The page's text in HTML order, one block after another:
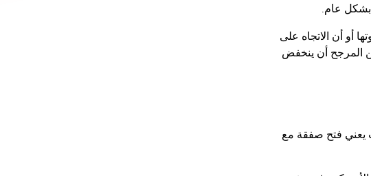
بشكل عام.
أو أن الاتجاه على
المرجح أن ينخفض
يعني فتح صفقة مع